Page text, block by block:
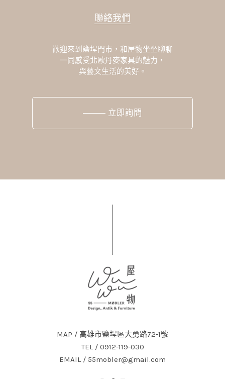
聯絡我們
歡迎來到鹽埕門市，和屋物坐坐聊聊
一同感受北歐丹麥家具的魅力，
與藝文生活的美好。
立即詢問
MAP / 高雄市鹽埕區大勇路72-1號
TEL / 0912-119-030
EMAIL / 55mobler@gmail.com